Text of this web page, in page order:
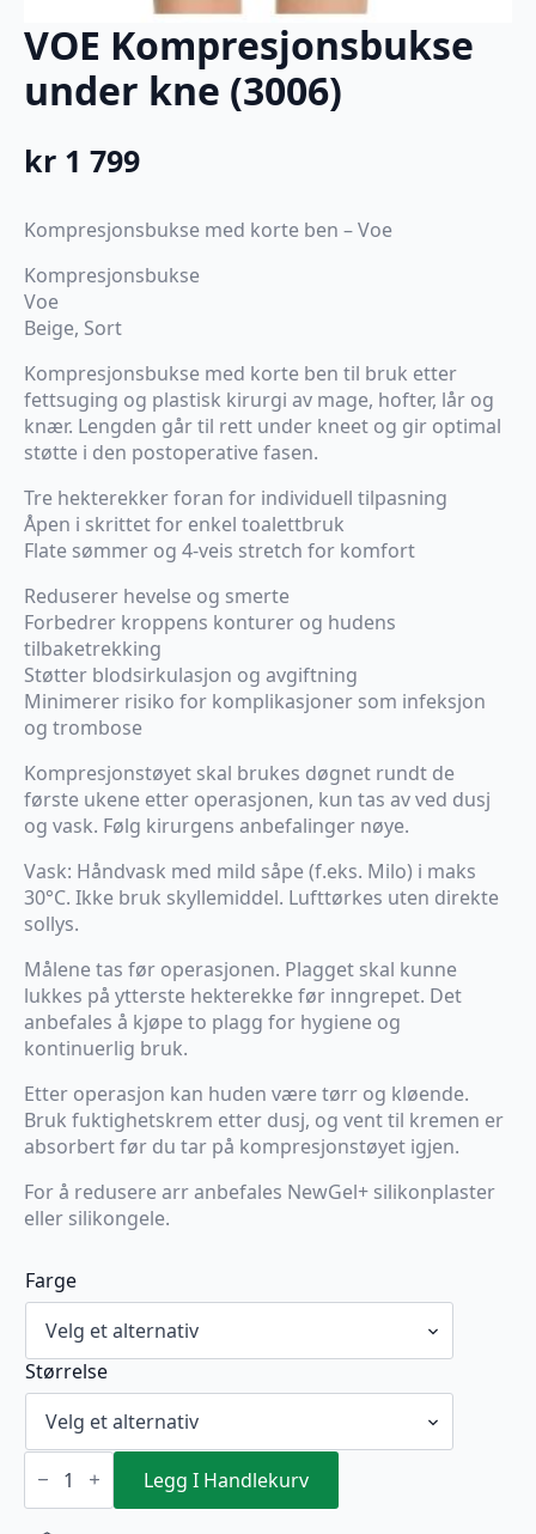
VOE Kompresjonsbukse
under kne (3006)
kr 1 799
Kompresjonsbukse med korte ben – Voe
Kompresjonsbukse
Voe
Beige, Sort
Kompresjonsbukse med korte ben til bruk etter
fettsuging og plastisk kirurgi av mage, hofter, lår og
knær. Lengden går til rett under kneet og gir optimal
støtte i den postoperative fasen.
Tre hekterekker foran for individuell tilpasning
Åpen i skrittet for enkel toalettbruk
Flate sømmer og 4-veis stretch for komfort
Reduserer hevelse og smerte
Forbedrer kroppens konturer og hudens
tilbaketrekking
Støtter blodsirkulasjon og avgiftning
Minimerer risiko for komplikasjoner som infeksjon
og trombose
Kompresjonstøyet skal brukes døgnet rundt de
første ukene etter operasjonen, kun tas av ved dusj
og vask. Følg kirurgens anbefalinger nøye.
Vask: Håndvask med mild såpe (f.eks. Milo) i maks
30°C. Ikke bruk skyllemiddel. Lufttørkes uten direkte
sollys.
Målene tas før operasjonen. Plagget skal kunne
lukkes på ytterste hekterekke før inngrepet. Det
anbefales å kjøpe to plagg for hygiene og
kontinuerlig bruk.
Etter operasjon kan huden være tørr og kløende.
Bruk fuktighetskrem etter dusj, og vent til kremen er
absorbert før du tar på kompresjonstøyet igjen.
For å redusere arr anbefales NewGel+ silikonplaster
eller silikongele.
Farge
Størrelse
VOE
Kompresjonsbukse
kne
Legg I Handlekurv